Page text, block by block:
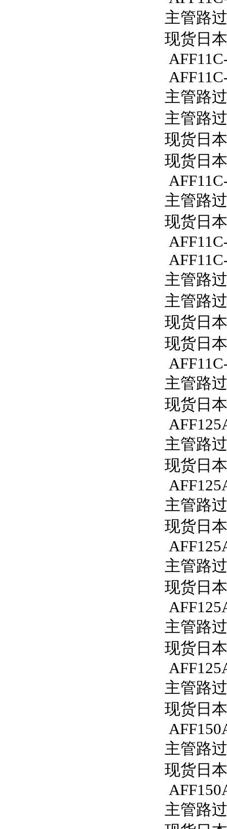
主管路
现货日
主管路
主管路
现货日
现货日
主管路
现货日
主管路
主管路
现货日
现货日
主管路
现货日
主管路
现货日
主管路
现货日
主管路
现货日
主管路
现货日
主管路
现货日
主管路
现货日
主管路